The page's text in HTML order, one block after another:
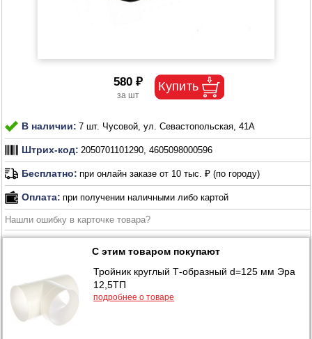
580 ₽
В наличии: 7 шт. Чусовой, ул. Севастопольская, 41А
Штрих-код: 2050701101290, 4605098000596
Бесплатно: при онлайн заказе от 10 тыс. ₽ (по городу)
Оплата: при получении наличными либо картой
Нашли ошибку в карточке товара?
С этим товаром покупают
Тройник круглый Т-образный d=125 мм Эра
12,5ТП
подробнее о товаре